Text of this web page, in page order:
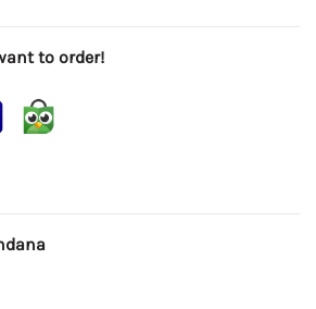
to order!